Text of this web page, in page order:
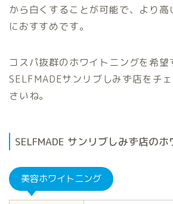
から白くすることが可能で、より高
におすすめです。
コスパ抜群のホワイトニングを希望
SELFMADEサンリブしみず店をチ
さいね。
SELFMADE サンリブしみず店の
美容ホワイトニング